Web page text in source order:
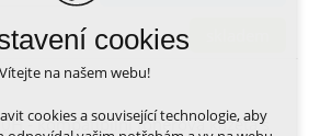
cookies
Vítejte na našem webu!
cookies a související technologie, aby